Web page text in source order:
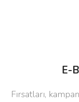
E-
Fırsatları,